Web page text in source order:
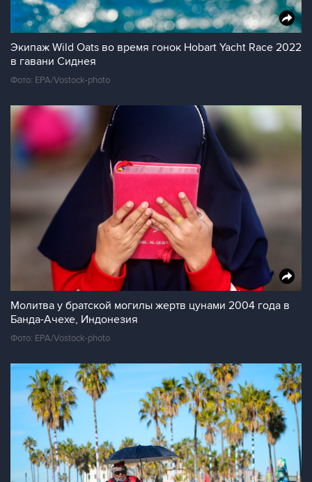
Экипаж Wild Oats во время гонок Hobart Yacht Race 2022
в гавани Сиднея
Фото: EPA/Vostock-photo
Молитва у братской могилы жертв цунами 2004 года в
Банда-Ачехе, Индонезия
Фото: EPA/Vostock-photo